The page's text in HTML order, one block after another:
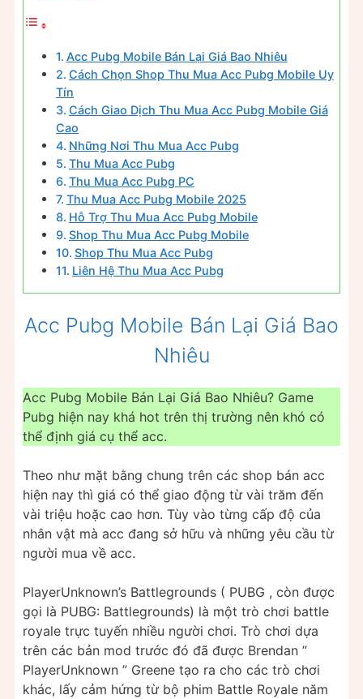
Acc Pubg Mobile Bán Lại Giá Bao Nhiêu
Cách Chọn Shop Thu Mua Acc Pubg Mobile Uy
Tín
Cách Giao Dịch Thu Mua Acc Pubg Mobile Giá
Cao
Những Nơi Thu Mua Acc Pubg
Thu Mua Acc Pubg
Thu Mua Acc Pubg PC
Thu Mua Acc Pubg Mobile 2025
Hỗ Trợ Thu Mua Acc Pubg Mobile
Shop Thu Mua Acc Pubg Mobile
Shop Thu Mua Acc Pubg
Liên Hệ Thu Mua Acc Pubg
Acc Pubg Mobile Bán Lại Giá Bao
Nhiêu
Acc Pubg Mobile Bán Lại Giá Bao Nhiêu? Game
Pubg hiện nay khá hot trên thị trường nên khó có
thể định giá cụ thể acc.
Theo như mặt bằng chung trên các shop bán acc
hiện nay thì giá có thể giao động từ vài trăm đến
vài triệu hoặc cao hơn. Tùy vào từng cấp độ của
nhân vật mà acc đang sở hữu và những yêu cầu từ
người mua về acc.
PlayerUnknown’s Battlegrounds ( PUBG , còn được
gọi là PUBG: Battlegrounds) là một trò chơi battle
royale trực tuyến nhiều người chơi. Trò chơi dựa
trên các bản mod trước đó đã được Brendan ”
PlayerUnknown ” Greene tạo ra cho các trò chơi
khác, lấy cảm hứng từ bộ phim Battle Royale năm